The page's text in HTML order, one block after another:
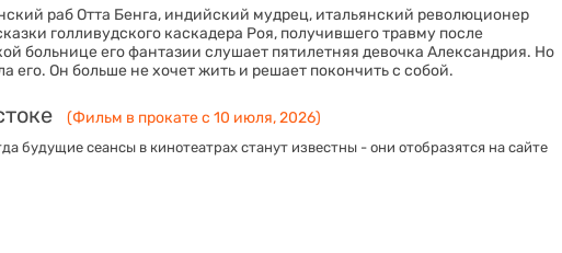
раб Отта Бенга, индийский мудрец, итальянский революционер
голливудского каскадера Роя, получившего травму после
больнице его фантазии слушает пятилетняя девочка Александрия. Но
его. Он больше не хочет жить и решает покончить с собой.
(Фильм в прокате с 10 июля, 2026)
будущие сеансы в кинотеатрах станут известны - они отобразятся на сайте